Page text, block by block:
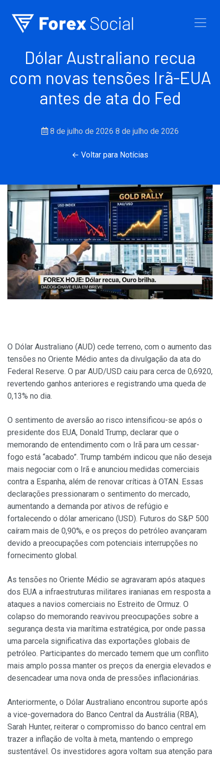
Dólar Australiano recua
com novas tensões Irã-EUA
antes de ata do Fed
8 de julho de 2026 8 de julho de 2026
← Voltar para Notícias
O Dólar Australiano (AUD) cede terreno, com o aumento das
tensões no Oriente Médio antes da divulgação da ata do
Federal Reserve. O par AUD/USD caiu para cerca de 0,6920,
revertendo ganhos anteriores e registrando uma queda de
0,13% no dia.
O sentimento de aversão ao risco intensificou-se após o
presidente dos EUA, Donald Trump, declarar que o
memorando de entendimento com o Irã para um cessar-
fogo está “acabado”. Trump também indicou que não deseja
mais negociar com o Irã e anunciou medidas comerciais
contra a Espanha, além de renovar críticas à OTAN. Essas
declarações pressionaram o sentimento do mercado,
aumentando a demanda por ativos de refúgio e
fortalecendo o dólar americano (USD). Futuros do S&P 500
caíram mais de 0,90%, e os preços do petróleo avançaram
devido a preocupações com potenciais interrupções no
fornecimento global.
As tensões no Oriente Médio se agravaram após ataques
dos EUA a infraestruturas militares iranianas em resposta a
ataques a navios comerciais no Estreito de Ormuz. O
colapso do memorando reavivou preocupações sobre a
segurança desta via marítima estratégica, por onde passa
uma parcela significativa das exportações globais de
petróleo. Participantes do mercado temem que um conflito
mais amplo possa manter os preços da energia elevados e
desencadear uma nova onda de pressões inflacionárias.
Anteriormente, o Dólar Australiano encontrou suporte após
a vice-governadora do Banco Central da Austrália (RBA),
Sarah Hunter, reiterar o compromisso do banco central em
trazer a inflação de volta à meta, mantendo o emprego
sustentável. Os investidores agora voltam sua atenção para